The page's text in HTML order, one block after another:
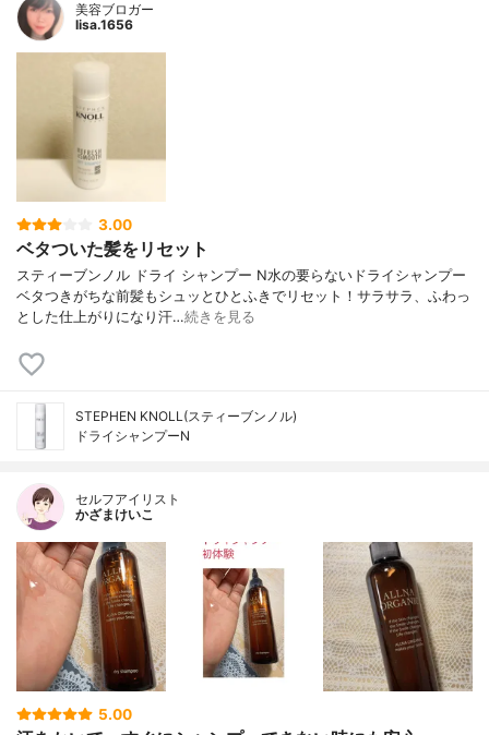
美容ブロガー
lisa.1656
3.00
ベタついた髪をリセット
スティーブンノル ドライ シャンプー N 水の要らないドライシャンプー
ベタつきがちな前髪もシュッとひとふきで リセット！サラサラ、ふわっ
とした仕上がりになり汗…続きを見る
STEPHEN KNOLL(スティーブンノル)
ドライシャンプーN
セルフアイリスト
かざまけいこ
5.00